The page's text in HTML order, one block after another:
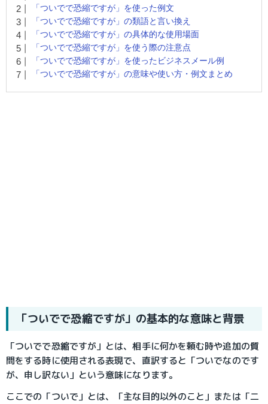
「ついでで恐縮ですが」を使った例文
「ついでで恐縮ですが」の類語と言い換え
「ついでで恐縮ですが」の具体的な使用場面
「ついでで恐縮ですが」を使う際の注意点
「ついでで恐縮ですが」を使ったビジネスメール例
「ついでで恐縮ですが」の意味や使い方・例文まとめ
「ついでで恐縮ですが」の基本的な意味と背景
「ついでで恐縮ですが」とは、相手に何かを頼む時や追加の質
問をする時に使用される表現で、直訳すると「ついでなのです
が、申し訳ない」という意味になります。
ここでの「ついで」とは、「主な目的以外のこと」または「二